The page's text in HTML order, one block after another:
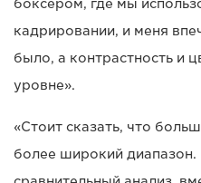
боксером, где мы
кадрировании, и меня
было, а контрастность и
уровне».
«Стоит сказать, что
более широкий диапазон.